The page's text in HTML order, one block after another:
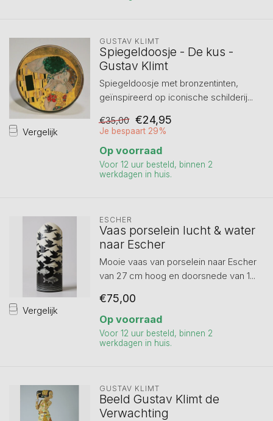
Vergelijk
GUSTAV KLIMT
Spiegeldoosje - De kus -
Gustav Klimt
Spiegeldoosje met bronzentinten,
geïnspireerd op iconische schilderij...
€35,00 €24,95
Je bespaart 29%
Op voorraad
Voor 12 uur besteld, binnen 2
werkdagen in huis.
Vergelijk
ESCHER
Vaas porselein lucht & water
naar Escher
Mooie vaas van porselein naar Escher
van 27 cm hoog en doorsnede van 1...
€75,00
Op voorraad
Voor 12 uur besteld, binnen 2
werkdagen in huis.
GUSTAV KLIMT
Beeld Gustav Klimt de
Verwachting